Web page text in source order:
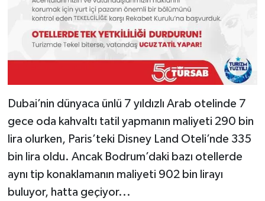
Dubai’nin dünyaca ünlü 7 yıldızlı Arab otelinde 7
gece oda kahvaltı tatil yapmanın maliyeti 290 bin
lira olurken, Paris’teki Disney Land Oteli’nde 335
bin lira oldu. Ancak Bodrum’daki bazı otellerde
aynı tip konaklamanın maliyeti 902 bin lirayı
buluyor, hatta geçiyor...